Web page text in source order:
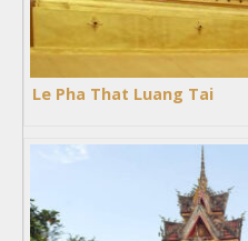
Le Pha That Luang Tai